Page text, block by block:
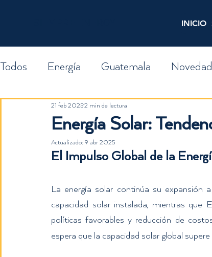
INICIO
Todos Energía Guatemala
Finanzas
Energía Solar:
21 feb 20252 min de lectura
Actualizado: 9 abr 2025
El Impulso Global de la
La energía solar continúa su expansión
capacidad solar instalada, mientras que
políticas favorables y reducción de
espera que la capacidad solar global